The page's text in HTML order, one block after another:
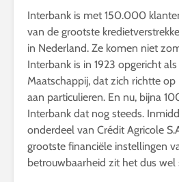
Interbank is met 150.000
van de grootste
in Nederland. Ze komen niet
Interbank is in 1923 opgericht
Maatschappij, dat zich richtte
aan particulieren. En nu, bijna
Interbank dat nog steeds.
onderdeel van Crédit Agricole
grootste financiële instellingen
betrouwbaarheid zit het dus wel